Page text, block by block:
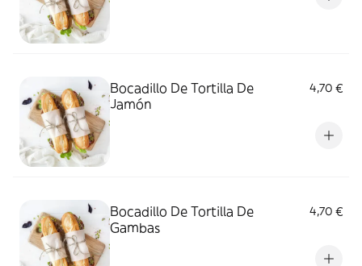
Bocadillo De Tortilla De
Jamón
4,70 €
Bocadillo De Tortilla De
Gambas
4,70 €